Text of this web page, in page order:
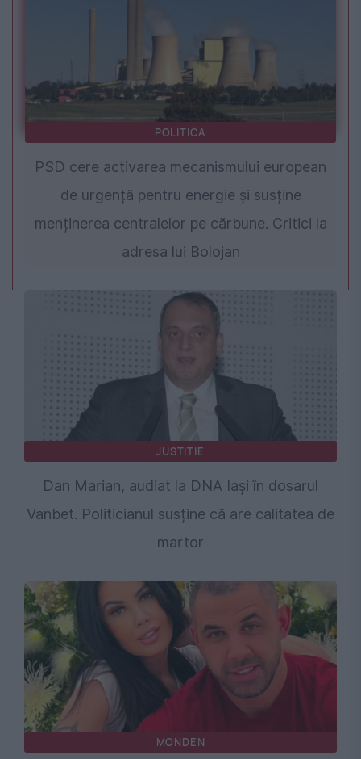
POLITICA
PSD cere activarea mecanismului european
de urgență pentru energie și susține
menținerea centralelor pe cărbune. Critici la
adresa lui Bolojan
JUSTITIE
Dan Marian, audiat la DNA Iași în dosarul
Vanbet. Politicianul susține că are calitatea de
martor
MONDEN